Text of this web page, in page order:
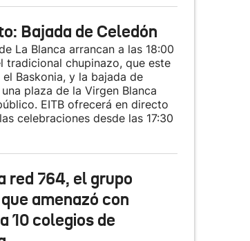
Bajada de Celedón
La Blanca arrancan a las 18:00
tradicional chupinazo, que este
Baskonia, y la bajada de
plaza de la Virgen Blanca
EITB ofrecerá en directo
celebraciones desde las 17:30
red 764, el grupo
amenazó con
10 colegios de